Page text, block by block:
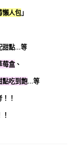
懶人包」
甜點…等
莓盒、
點吃到飽…等
！